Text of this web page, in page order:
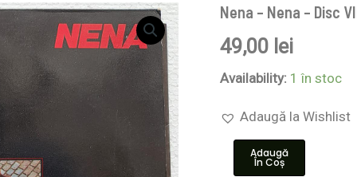
Nena – Nena – Disc
49,00 lei
Availability: 1 în stoc
Adaugă la Wishlist
Cantitate
–
Nena
-
LP
Adaugă
În Coș